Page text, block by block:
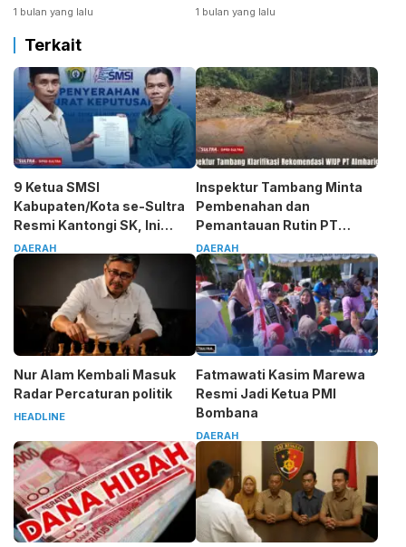
Kabaen
1 bulan yang lalu
Bombana
1 bulan yang lalu
Terkait
9 Ketua SMSI
Kabupaten/Kota se-Sultra
Resmi Kantongi SK, Ini
Pesan Tegas Sarjono
DAERAH
Inspektur Tambang Minta
Pembenahan dan
Pemantauan Rutin PT
Almharig
DAERAH
Nur Alam Kembali Masuk
Radar Percaturan politik
HEADLINE
Fatmawati Kasim Marewa
Resmi Jadi Ketua PMI
Bombana
DAERAH